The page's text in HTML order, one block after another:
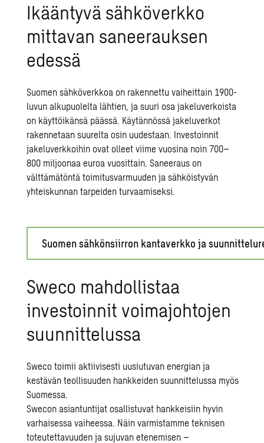
Ikääntyvä sähköverkko
mittavan saneerauksen
edessä
Suomen sähköverkkoa on rakennettu vaiheittain 1900-
luvun alkupuolelta lähtien, ja suuri osa jakeluverkoista
on käyttöikänsä päässä. Käytännössä jakeluverkot
rakennetaan suurelta osin uudestaan. Investoinnit
jakeluverkkoihin ovat olleet viime vuosina noin 700–
800 miljoonaa euroa vuosittain. Saneeraus on
välttämätöntä toimitusvarmuuden ja sähköistyvän
yhteiskunnan tarpeiden turvaamiseksi.
Suomen sähkönsiirron kantaverkko ja
Sweco mahdollistaa
investoinnit voimajohtojen
suunnittelussa
Sweco toimii aktiivisesti uusiutuvan energian ja
kestävän teollisuuden hankkeiden suunnittelussa myös
Suomessa.
Swecon asiantuntijat osallistuvat hankkeisiin hyvin
varhaisessa vaiheessa. Näin varmistamme teknisen
toteutettavuuden ja sujuvan etenemisen –